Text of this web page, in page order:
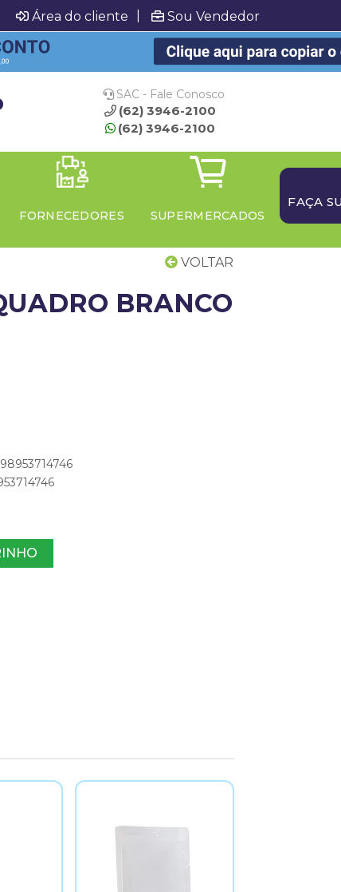
Área do cliente Sou Vendedor
SAC - Fale Conosco
(62) 3946-2100
(62) 3946-2100
FORNECEDORES SUPERMERCADOS
FAÇA
VOLTAR
BRANCO